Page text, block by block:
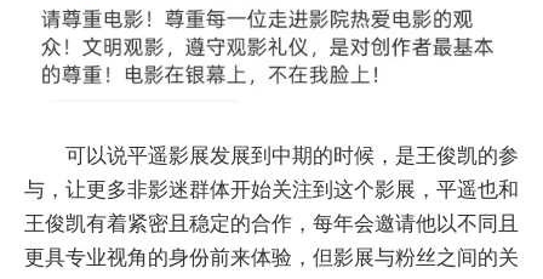
可以说平遥影展发展到中期的时候，是王俊凯的参
与，让更多非影迷群体开始关注到这个影展，平遥也和
王俊凯有着紧密且稳定的合作，每年会邀请他以不同且
更具专业视角的身份前来体验，但影展与粉丝之间的关